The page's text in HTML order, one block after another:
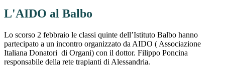
L'AIDO al Balbo
Lo scorso 2 febbraio le classi quinte dell’Istituto Balbo hanno
partecipato a un incontro organizzato da AIDO ( Associazione
Italiana Donatori di Organi) con il dottor. Filippo Poncina
responsabile della rete trapianti di Alessandria.